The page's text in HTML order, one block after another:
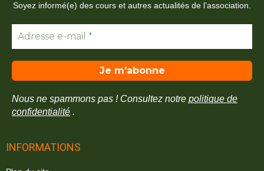
Soyez informé(e) des cours et autres actualités de l’association.
Nous ne spammons pas ! Consultez notre politique de
confidentialité .
INFORMATIONS